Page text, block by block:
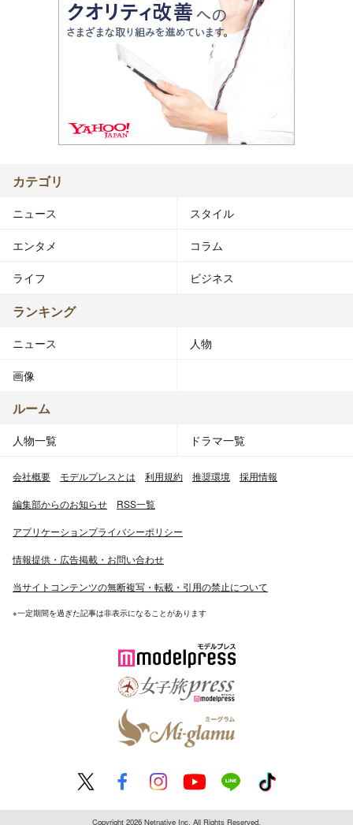
カテゴリ
ニュース スタイル
エンタメ コラム
ライフ ビジネス
ランキング
ニュース 人物
画像
ルーム
人物一覧 ドラマ一覧
会社概要 モデルプレスとは 利用規約 推奨環境 採用情報
編集部からのお知らせ RSS一覧
アプリケーションプライバシーポリシー
情報提供・広告掲載・お問い合わせ
当サイトコンテンツの無断複写・転載・引用の禁止について
※一定期間を過ぎた記事は非表示になることがあります
Copyright 2026 Netnative Inc. All Rights Reserved.